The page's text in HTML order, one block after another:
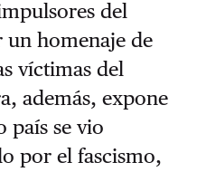
del
un homenaje de
víctimas del
además, expone
país se vio
por el fascismo,